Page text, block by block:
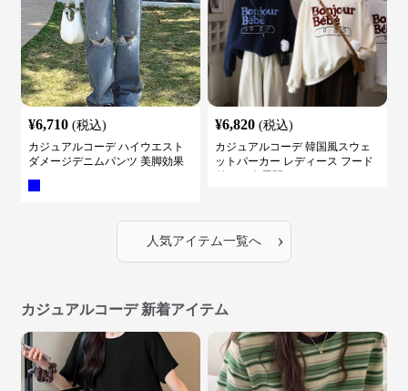
¥6,710 (税込)
カジュアルコーデ ハイウエスト
ダメージデニムパンツ 美脚効果
¥6,820 (税込)
カジュアルコーデ 韓国風スウェ
ットパーカー レディース フード
人気アイテム一覧へ ›
カジュアルコーデ 新着アイテム